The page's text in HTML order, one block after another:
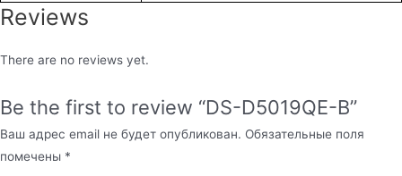
Reviews
There are no reviews yet.
Be the first to review “DS-D5019QE-B”
Ваш адрес email не будет опубликован. Обязательные поля
помечены *